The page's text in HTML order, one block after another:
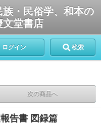
・民俗学、和本の
文堂書店
ログイン 検索
次の商品へ
告書 図録篇